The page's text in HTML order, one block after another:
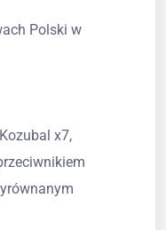
Polski w
x7,